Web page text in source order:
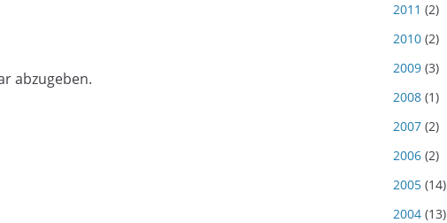
abzugeben.
2011 (2)
2010 (2)
2009 (3)
2008 (1)
2007 (2)
2006 (2)
2005 (14)
2004 (13)